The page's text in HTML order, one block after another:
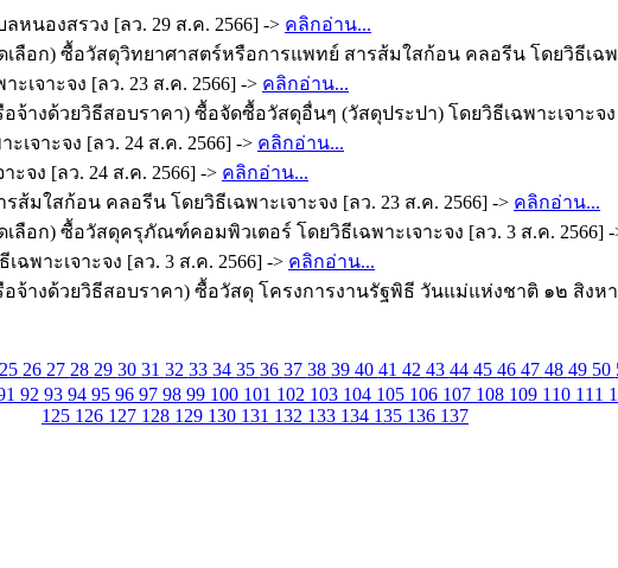
หนองสรวง [ลว. 29 ส.ค. 2566] -> คลิกอ่าน...
อก) ซื้อวัสดุวิทยาศาสตร์หรือการแพทย์ สารส้มใสก้อน คลอรีน โดยวิธีเฉพา
เจาะจง [ลว. 23 ส.ค. 2566] -> คลิกอ่าน...
จ้างด้วยวิธีสอบราคา) ซื้อจัดซื้อวัสดุอื่นๆ (วัสดุประปา) โดยวิธีเฉพาะเจาะจง
จาะจง [ลว. 24 ส.ค. 2566] -> คลิกอ่าน...
จง [ลว. 24 ส.ค. 2566] -> คลิกอ่าน...
ใสก้อน คลอรีน โดยวิธีเฉพาะเจาะจง [ลว. 23 ส.ค. 2566] -> คลิกอ่าน...
อก) ซื้อวัสดุครุภัณฑ์คอมพิวเตอร์ โดยวิธีเฉพาะเจาะจง [ลว. 3 ส.ค. 2566] -
าะเจาะจง [ลว. 3 ส.ค. 2566] -> คลิกอ่าน...
อจ้างด้วยวิธีสอบราคา) ซื้อวัสดุ โครงการงานรัฐพิธี วันแม่แห่งชาติ ๑๒ สิงห
25 26 27 28 29 30 31 32 33 34 35 36 37 38 39 40 41 42 43 44 45 46 47 48 49 50
92 93 94 95 96 97 98 99 100 101 102 103 104 105 106 107 108 109 110 111
125 126 127 128 129 130 131 132 133 134 135 136 137